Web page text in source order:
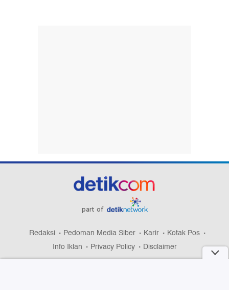
part of
Redaksi Pedoman Media Siber Karir
Kotak Pos
Info Iklan
Privacy Policy Disclaimer